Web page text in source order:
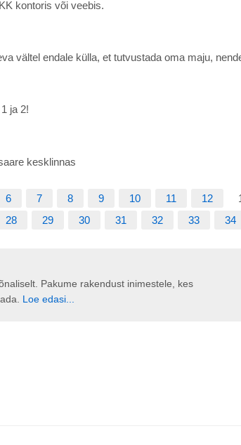
kontoris või veebis.
vältel endale külla, et tutvustada oma maju,
ja 2!
kesklinnas
6 7 8 9 10 11 12
28 29 30 31 32 33 34
Pakume rakendust inimestele, kes
Loe edasi...